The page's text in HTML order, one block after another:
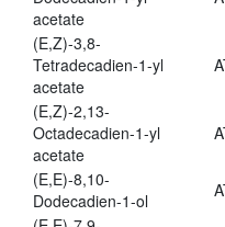
acetate
(E,Z)-3,8-
Tetradecadien-1-yl
acetate
(E,Z)-2,13-
Octadecadien-1-yl
acetate
(E,E)-8,10-
Dodecadien-1-ol